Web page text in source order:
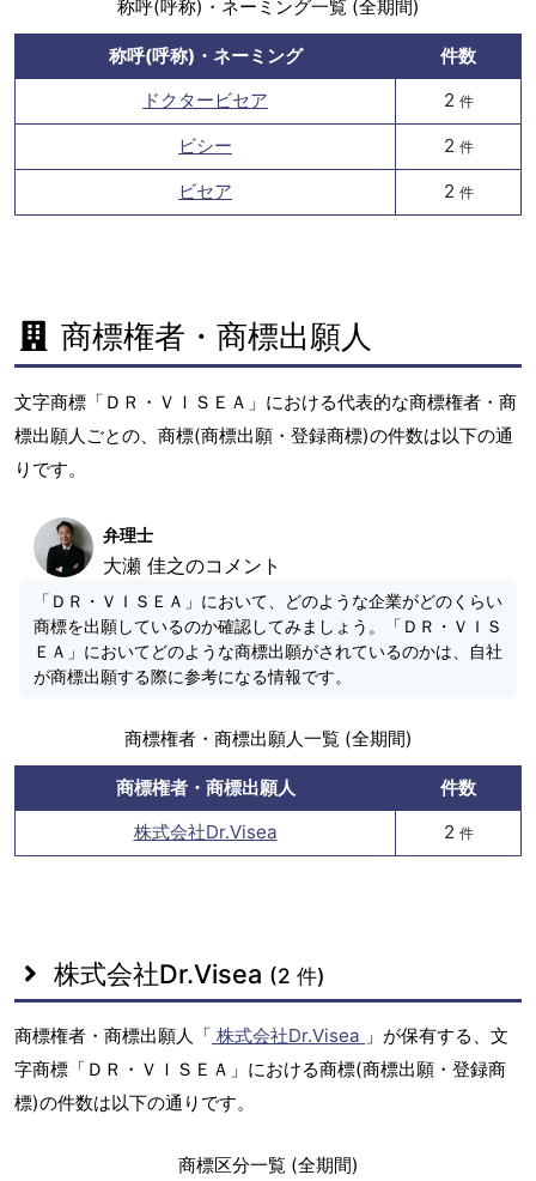
称呼(呼称)・ネーミング一覧 (全期間)
称呼(呼称)・ネーミング
件数
ドクタービセア
2 件
ビシー 2 件
ビセア 2 件
商標権者・商標出願人
文字商標「ＤＲ・ＶＩＳＥＡ」における代表的な商標権者・商
標出願人ごとの、商標(商標出願・登録商標)の件数は以下の通
りです。
弁理士
大瀬 佳之のコメント
「ＤＲ・ＶＩＳＥＡ」において、どのような企業がどのくらい
商標を出願しているのか確認してみましょう。「ＤＲ・ＶＩＳ
ＥＡ」においてどのような商標出願がされているのかは、自社
が商標出願する際に参考になる情報です。
商標権者・商標出願人一覧 (全期間)
商標権者・商標出願人
件数
株式会社Dr.Visea
2 件
株式会社Dr.Visea (2 件)
商標権者・商標出願人「 株式会社Dr.Visea 」が保有する、文
字商標「ＤＲ・ＶＩＳＥＡ」における商標(商標出願・登録商
標)の件数は以下の通りです。
商標区分一覧 (全期間)